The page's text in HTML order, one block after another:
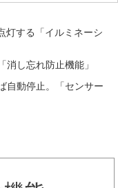
灯する「イルミネーシ
し忘れ防止機能」
自動停止。「センサー